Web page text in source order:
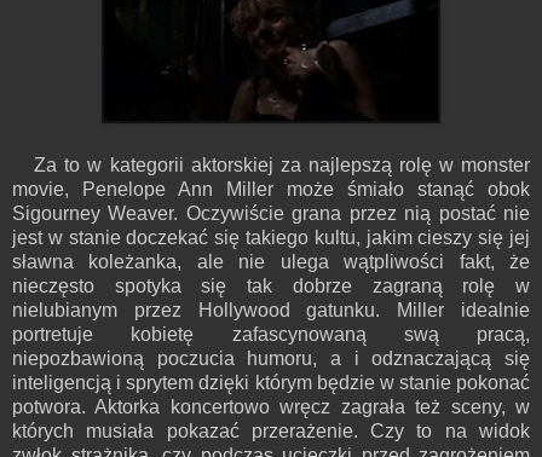
Za to w kategorii aktorskiej za najlepszą rolę w monster
movie, Penelope Ann Miller może śmiało stanąć obok
Sigourney Weaver. Oczywiście grana przez nią postać nie
jest w stanie doczekać się takiego kultu, jakim cieszy się jej
sławna koleżanka, ale nie ulega wątpliwości fakt, że
nieczęsto spotyka się tak dobrze zagraną rolę w
nielubianym przez Hollywood gatunku. Miller idealnie
portretuje kobietę zafascynowaną swą pracą,
niepozbawioną poczucia humoru, a i odznaczającą się
inteligencją i sprytem dzięki którym będzie w stanie pokonać
potwora. Aktorka koncertowo wręcz zagrała też sceny, w
których musiała pokazać przerażenie. Czy to na widok